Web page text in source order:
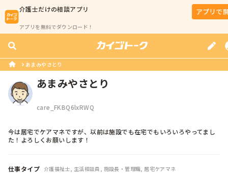
介護士だけの相談アプリ
アプリを無料でダウンロード！
アプリで
あまみやさとり
あまみやさとり
care_FKBQ6lxRWQ
今は居宅でケアマネですが、以前は施設でも在宅でもいろいろやってまし
た！よろしくお願いします！
仕事タイプ 介護福祉士, 生活相談員, 施設長・管理職, 居宅ケアマネ